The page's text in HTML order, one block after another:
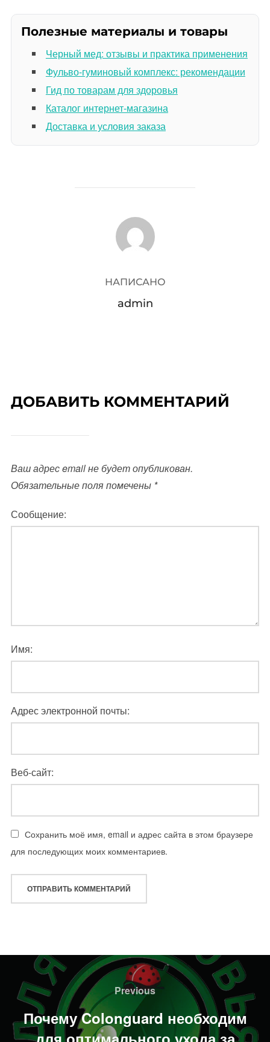
Полезные материалы и товары
Черный мед: отзывы и практика применения
Фульво-гуминовый комплекс: рекомендации
Гид по товарам для здоровья
Каталог интернет-магазина
Доставка и условия заказа
АВТОР ЗАПИСИ
НАПИСАНО
admin
ДОБАВИТЬ КОММЕНТАРИЙ
Ваш адрес email не будет опубликован.
Обязательные поля помечены *
Сообщение:
Имя:
Адрес электронной почты:
Веб-сайт:
Сохранить моё имя, email и адрес сайта в этом браузере
для последующих моих комментариев.
Навигация
по
записям
Previous
Previous
Почему Colonguard необходим